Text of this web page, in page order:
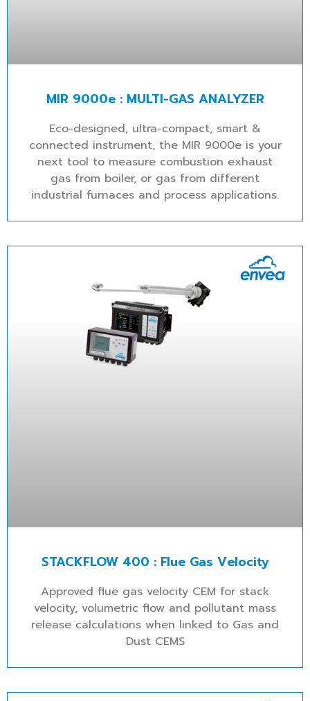
MIR 9000e : MULTI-GAS ANALYZER
Eco-designed, ultra-compact, smart &
connected instrument, the MIR 9000e is your
next tool to measure combustion exhaust
gas from boiler, or gas from different
industrial furnaces and process applications.
STACKFLOW 400 : Flue Gas Velocity
Approved flue gas velocity CEM for stack
velocity, volumetric flow and pollutant mass
release calculations when linked to Gas and
Dust CEMS